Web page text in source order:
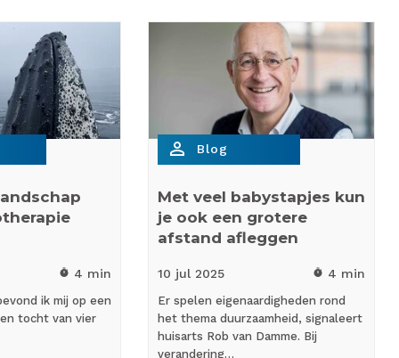
timer 4 min
ik mij op een
tocht van vier
person_outline Blog
Met veel babystapjes kun
je ook een grotere
afstand afleggen
10 jul 2025 timer 4 min
Er spelen eigenaardigheden rond
het thema duurzaamheid, signaleert
huisarts Rob van Damme. Bij
verandering…